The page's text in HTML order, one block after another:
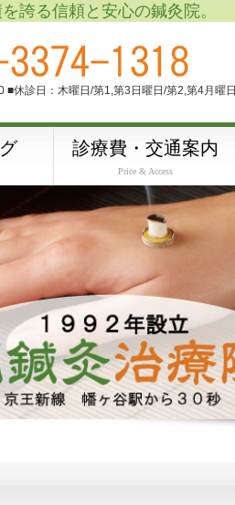
誇る信頼と安心の鍼灸院。
■休診日：木曜日/第1,第3日曜日/第2,第4月曜日
診療費・交通案内
Price & Access